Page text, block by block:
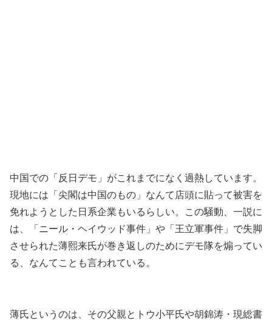
中国での「反日デモ」がこれまでになく過熱しています。
現地には「尖閣は中国のもの」なんて店頭に貼って被害を
免れようとした日系企業もいるらしい。この騒動、一説に
は、「ニール・ヘイウッド事件」や「王立軍事件」で失脚
させられた薄熙来氏が巻き返しのためにデモ隊を煽ってい
る、なんてことも言われている。
薄氏というのは、その父親とトウ小平氏や胡錦涛・現総書